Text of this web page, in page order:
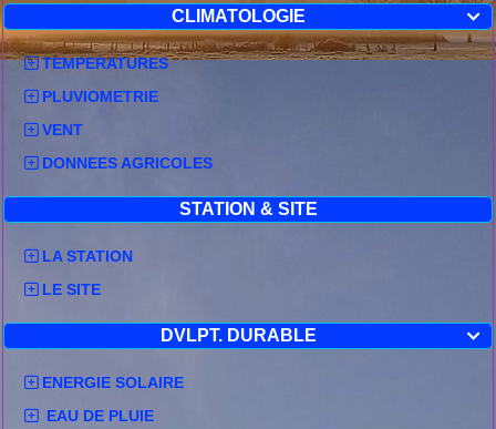

CLIMATOLOGIE
TEMPERATURES
PLUVIOMETRIE
VENT
DONNEES AGRICOLES
STATION & SITE
LA STATION
LE SITE

DVLPT. DURABLE
ENERGIE SOLAIRE
EAU DE PLUIE